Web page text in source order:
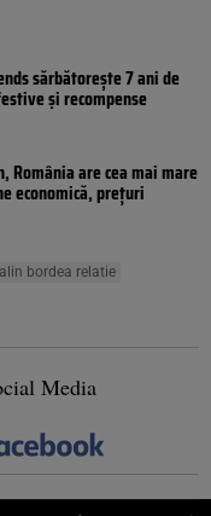
sărbătorește 7 ani de
și recompense
România are cea mai mare
economică, prețuri
bordea relatie
Media